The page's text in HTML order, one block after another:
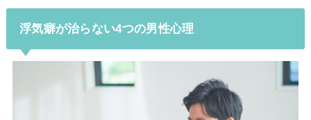
浮気癖が治らない4つの男性心理